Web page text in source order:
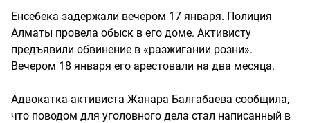
Енсебека задержали вечером 17 января. Полиция
Алматы провела обыск в его доме. Активисту
предъявили обвинение в «разжигании розни».
Вечером 18 января его арестовали на два месяца.
Адвокатка активиста Жанара Балгабаева сообщила,
что поводом для уголовного дела стал написанный в